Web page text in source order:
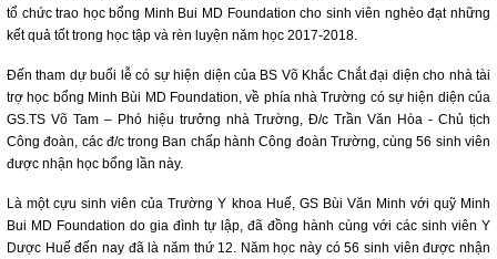
tổ chức trao học bổng Minh Bui MD Foundation cho sinh viên nghèo đạt những
kết quả tốt trong học tập và rèn luyện năm học 2017-2018.
Đến tham dự buổi lễ có sự hiện diện của BS Võ Khắc Chắt đại diện cho nhà tài
trợ học bổng Minh Bùi MD Foundation, về phía nhà Trường có sự hiện diện của
GS.TS Võ Tam – Phó hiệu trưởng nhà Trường, Đ/c Trần Văn Hòa - Chủ tịch
Công đoàn, các đ/c trong Ban chấp hành Công đoàn Trường, cùng 56 sinh viên
được nhận học bổng lần này.
Là một cựu sinh viên của Trường Y khoa Huế, GS Bùi Văn Minh với quỹ Minh
Bui MD Foundation do gia đình tự lập, đã đồng hành cùng với các sinh viên Y
Dược Huế đến nay đã là năm thứ 12. Năm học này có 56 sinh viên được nhận